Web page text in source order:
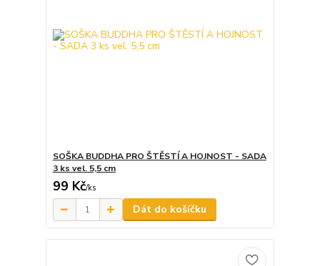
SOŠKA BUDDHA PRO ŠTĚSTÍ A HOJNOST - SADA
3 ks vel. 5,5 cm
99 Kč/ks
Dát do košíčku